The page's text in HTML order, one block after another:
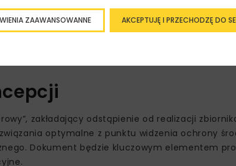
i przeciwsuszowe. Zakłada się
oraz poprawę warunków hydrologicznych
wody, rolnictwo, gospodarkę rybacką,
zakładający odstąpienie od realizacji
optymalne z punktu widzenia ochrony
Dokument będzie kluczowym elementem
AKCEPTUJĘ I PRZECHODZĘ DO
ZAAWANSOWANNE